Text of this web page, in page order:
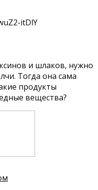
itDlY
и шлаков, нужно
Тогда она сама
продукты
вещества?